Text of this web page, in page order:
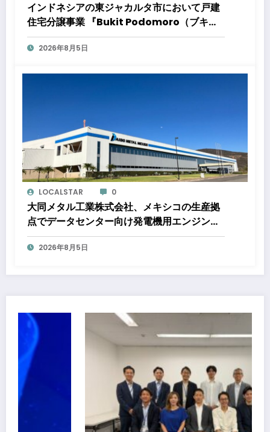
インドネシアの東ジャカルタ市において戸建
住宅分譲事業 『Bukit Podomoro（ブキッ
ト ポドモロ）』に参画しますタウンハウスと
ショップハウスを合わせた総戸数432戸のプ
2026年8月5日
LOCALSTAR 0
大同メタル工業株式会社、メキシコの生産拠
点でデータセンター向け発電機用エンジン軸
受の生産能力増強投資を決定 ～北米顧客と
の生産コミットメント契約締結に基づく40億
2026年8月5日